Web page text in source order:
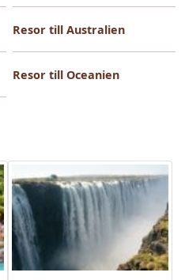
Resor till Australien
Resor till Oceanien